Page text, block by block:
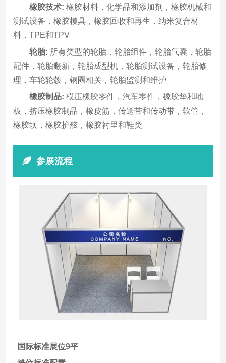
橡胶技术: 橡胶材料，化学品和添加剂，橡胶机械和
测试设备，橡胶模具，橡胶回收和再生，纳米复合材
料，TPE和TPV
轮胎: 所有类型的轮胎，轮胎组件，轮胎气囊，轮胎
配件，轮胎翻新，轮胎成型机，轮胎测试设备，轮胎修
理，车轮轮毂，钢圈相关，轮胎监测和维护
橡胶制品: 模压橡胶零件，汽车零件，橡胶垫和地
板，挤压橡胶制品，橡皮筋，传送带和传动带，软管，
橡胶坝，橡胶护舷，橡胶衬里和鞋类
参展流程
国际标准展位9平